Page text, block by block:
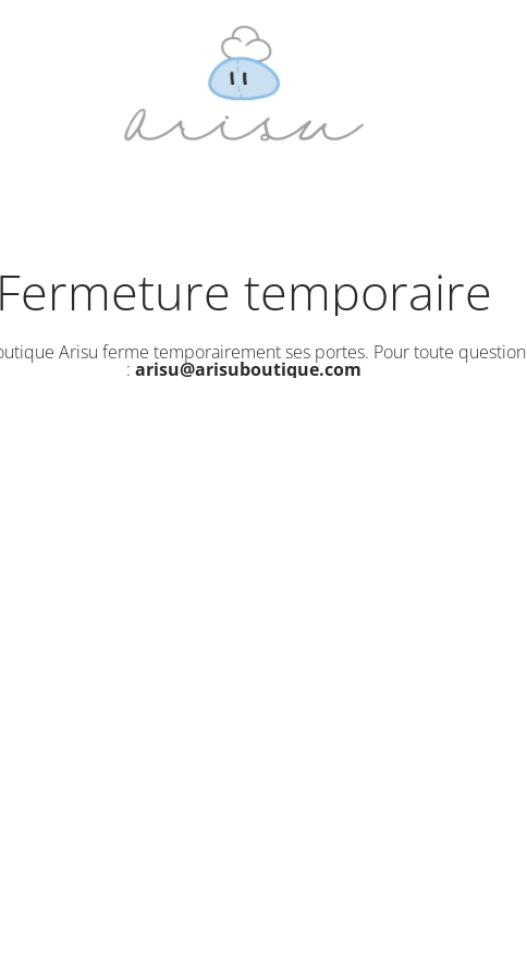
temporaire
Arisu ferme temporairement ses portes. Pour toute question
: arisu@arisuboutique.com